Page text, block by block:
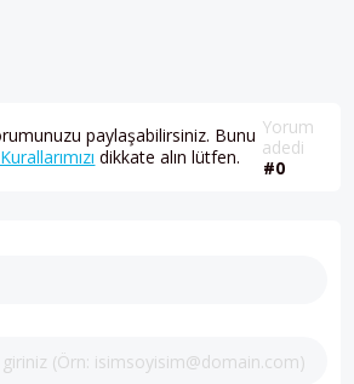
paylaşabilirsiniz. Bunu
dikkate alın lütfen.
Yorum
adedi
#0